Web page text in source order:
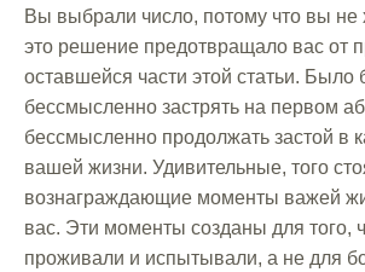
Вы выбрали число, потому что вы не
это решение предотвращало вас от
оставшейся части этой статьи. Было
бессмысленно застрять на первом
бессмысленно продолжать застой в
вашей жизни. Удивительные, того
вознаграждающие моменты важей
вас. Эти моменты созданы для того,
проживали и испытывали, а не для